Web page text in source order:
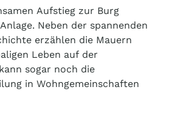
Aufstieg zur Burg
Neben der spannenden
erzählen die Mauern
Leben auf der
sogar noch die
in Wohngemeinschaften